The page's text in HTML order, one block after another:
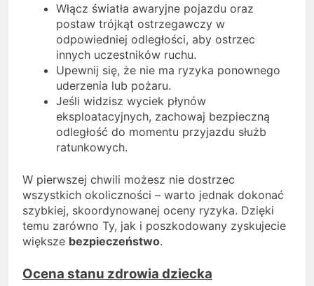
Włącz światła awaryjne pojazdu oraz
postaw trójkąt ostrzegawczy w
odpowiedniej odległości, aby ostrzec
innych uczestników ruchu.
Upewnij się, że nie ma ryzyka ponownego
uderzenia lub pożaru.
Jeśli widzisz wyciek płynów
eksploatacyjnych, zachowaj bezpieczną
odległość do momentu przyjazdu służb
ratunkowych.
W pierwszej chwili możesz nie dostrzec
wszystkich okoliczności – warto jednak dokonać
szybkiej, skoordynowanej oceny ryzyka. Dzięki
temu zarówno Ty, jak i poszkodowany zyskujecie
większe bezpieczeństwo.
Ocena stanu zdrowia dziecka